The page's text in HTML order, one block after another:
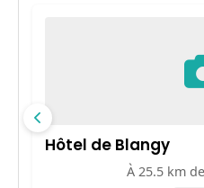
Hôtel de Blangy
À 25.5 km